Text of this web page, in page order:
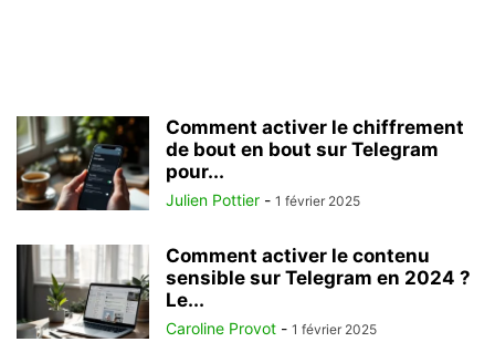
Comment activer le chiffrement
de bout en bout sur Telegram
pour...
Julien Pottier - 1 février 2025
Comment activer le contenu
sensible sur Telegram en 2024 ?
Le...
Caroline Provot - 1 février 2025